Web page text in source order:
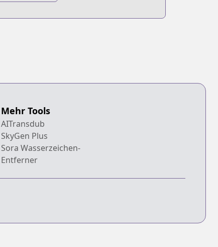
Mehr Tools
AITransdub
SkyGen Plus
Sora Wasserzeichen-
Entferner